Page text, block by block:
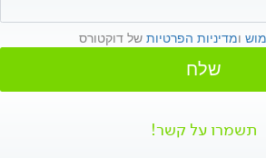
ומדיניות הפרטיות של דוקטורס
שלח
תשמרו על קשר!